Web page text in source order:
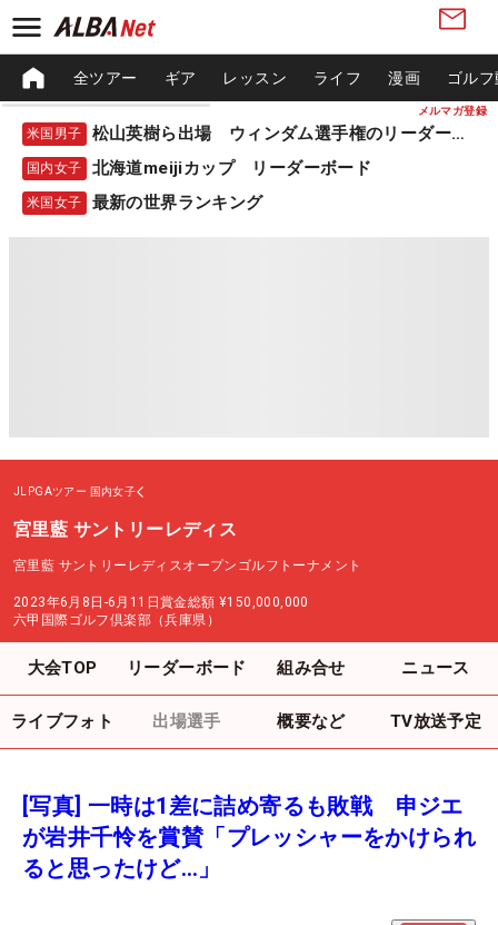
メルマガ登録
全ツアー ギア レッスン ライフ 漫画 ゴル
米国男子 松山英樹ら出場 ウィンダム選手権のリーダーボード
国内女子 北海道meijiカップ リーダーボード
米国女子 最新の世界ランキング
JLPGAツアー 国内女子
宮里藍 サントリーレディス
宮里藍 サントリーレディスオープンゴルフトーナメント
2023年6月8日-6月11日賞金総額 ¥150,000,000
六甲国際ゴルフ倶楽部（兵庫県）
大会TOP リーダーボード 組み合せ ニュース
ライブフォト 出場選手 概要など TV放送予定
[写真] 一時は1差に詰め寄るも敗戦 申ジエ
が岩井千怜を賞賛「プレッシャーをかけられ
ると思ったけど…」